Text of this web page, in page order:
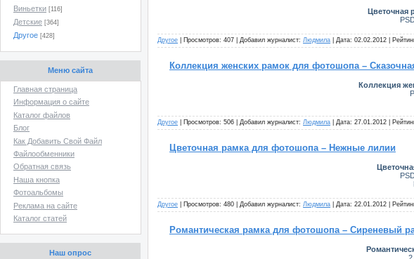
Виньетки [116]
Детские [364]
Другое [428]
Меню сайта
Главная страница
Информация о сайте
Каталог файлов
Блог
Как Добавить Свой Файл
Файлообменники
Обратная связь
Наша кнопка
Фотоальбомы
Реклама на сайте
Каталог статей
Наш опрос
Цветочная
Другое | Просмотров: 407 | Добавил журналист: Людмила | Дата: 02.02.2012 |
Коллекция женских рамок для фотошопа –
Коллекция
Другое | Просмотров: 506 | Добавил журналист: Людмила | Дата: 27.01.2012 |
Цветочная рамка для фотошопа – Нежные лилии
Другое | Просмотров: 480 | Добавил журналист: Людмила | Дата: 22.01.2012 |
Романтическая рамка для фотошопа – Сиреневый